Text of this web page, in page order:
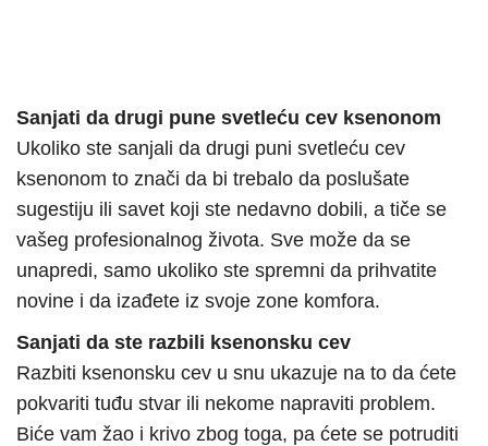
Sanjati da drugi pune svetleću cev ksenonom
Ukoliko ste sanjali da drugi puni svetleću cev
ksenonom to znači da bi trebalo da poslušate
sugestiju ili savet koji ste nedavno dobili, a tiče se
vašeg profesionalnog života. Sve može da se
unapredi, samo ukoliko ste spremni da prihvatite
novine i da izađete iz svoje zone komfora.
Sanjati da ste razbili ksenonsku cev
Razbiti ksenonsku cev u snu ukazuje na to da ćete
pokvariti tuđu stvar ili nekome napraviti problem.
Biće vam žao i krivo zbog toga, pa ćete se potruditi